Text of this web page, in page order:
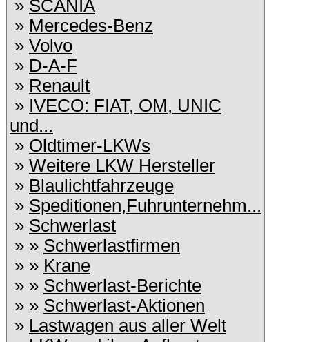
» SCANIA
» Mercedes-Benz
» Volvo
» D-A-F
» Renault
» IVECO: FIAT, OM, UNIC
und...
» Oldtimer-LKWs
» Weitere LKW Hersteller
» Blaulichtfahrzeuge
» Speditionen,Fuhrunternehm...
» Schwerlast
» » Schwerlastfirmen
» » Krane
» » Schwerlast-Berichte
» » Schwerlast-Aktionen
» Lastwagen aus aller Welt